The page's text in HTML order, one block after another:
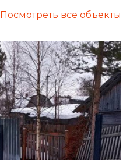
Посмотреть все объекты